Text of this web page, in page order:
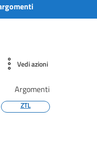
Vedi azioni
Argomenti
ZTL